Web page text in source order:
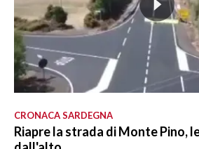
CRONACA SARDEGNA
Riapre la strada di Monte Pino,